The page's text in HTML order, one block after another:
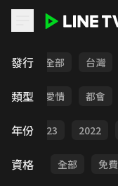
發行 全部 台灣
類型
古裝 愛情 都會
年份 2023 2022
資格 全部 免費